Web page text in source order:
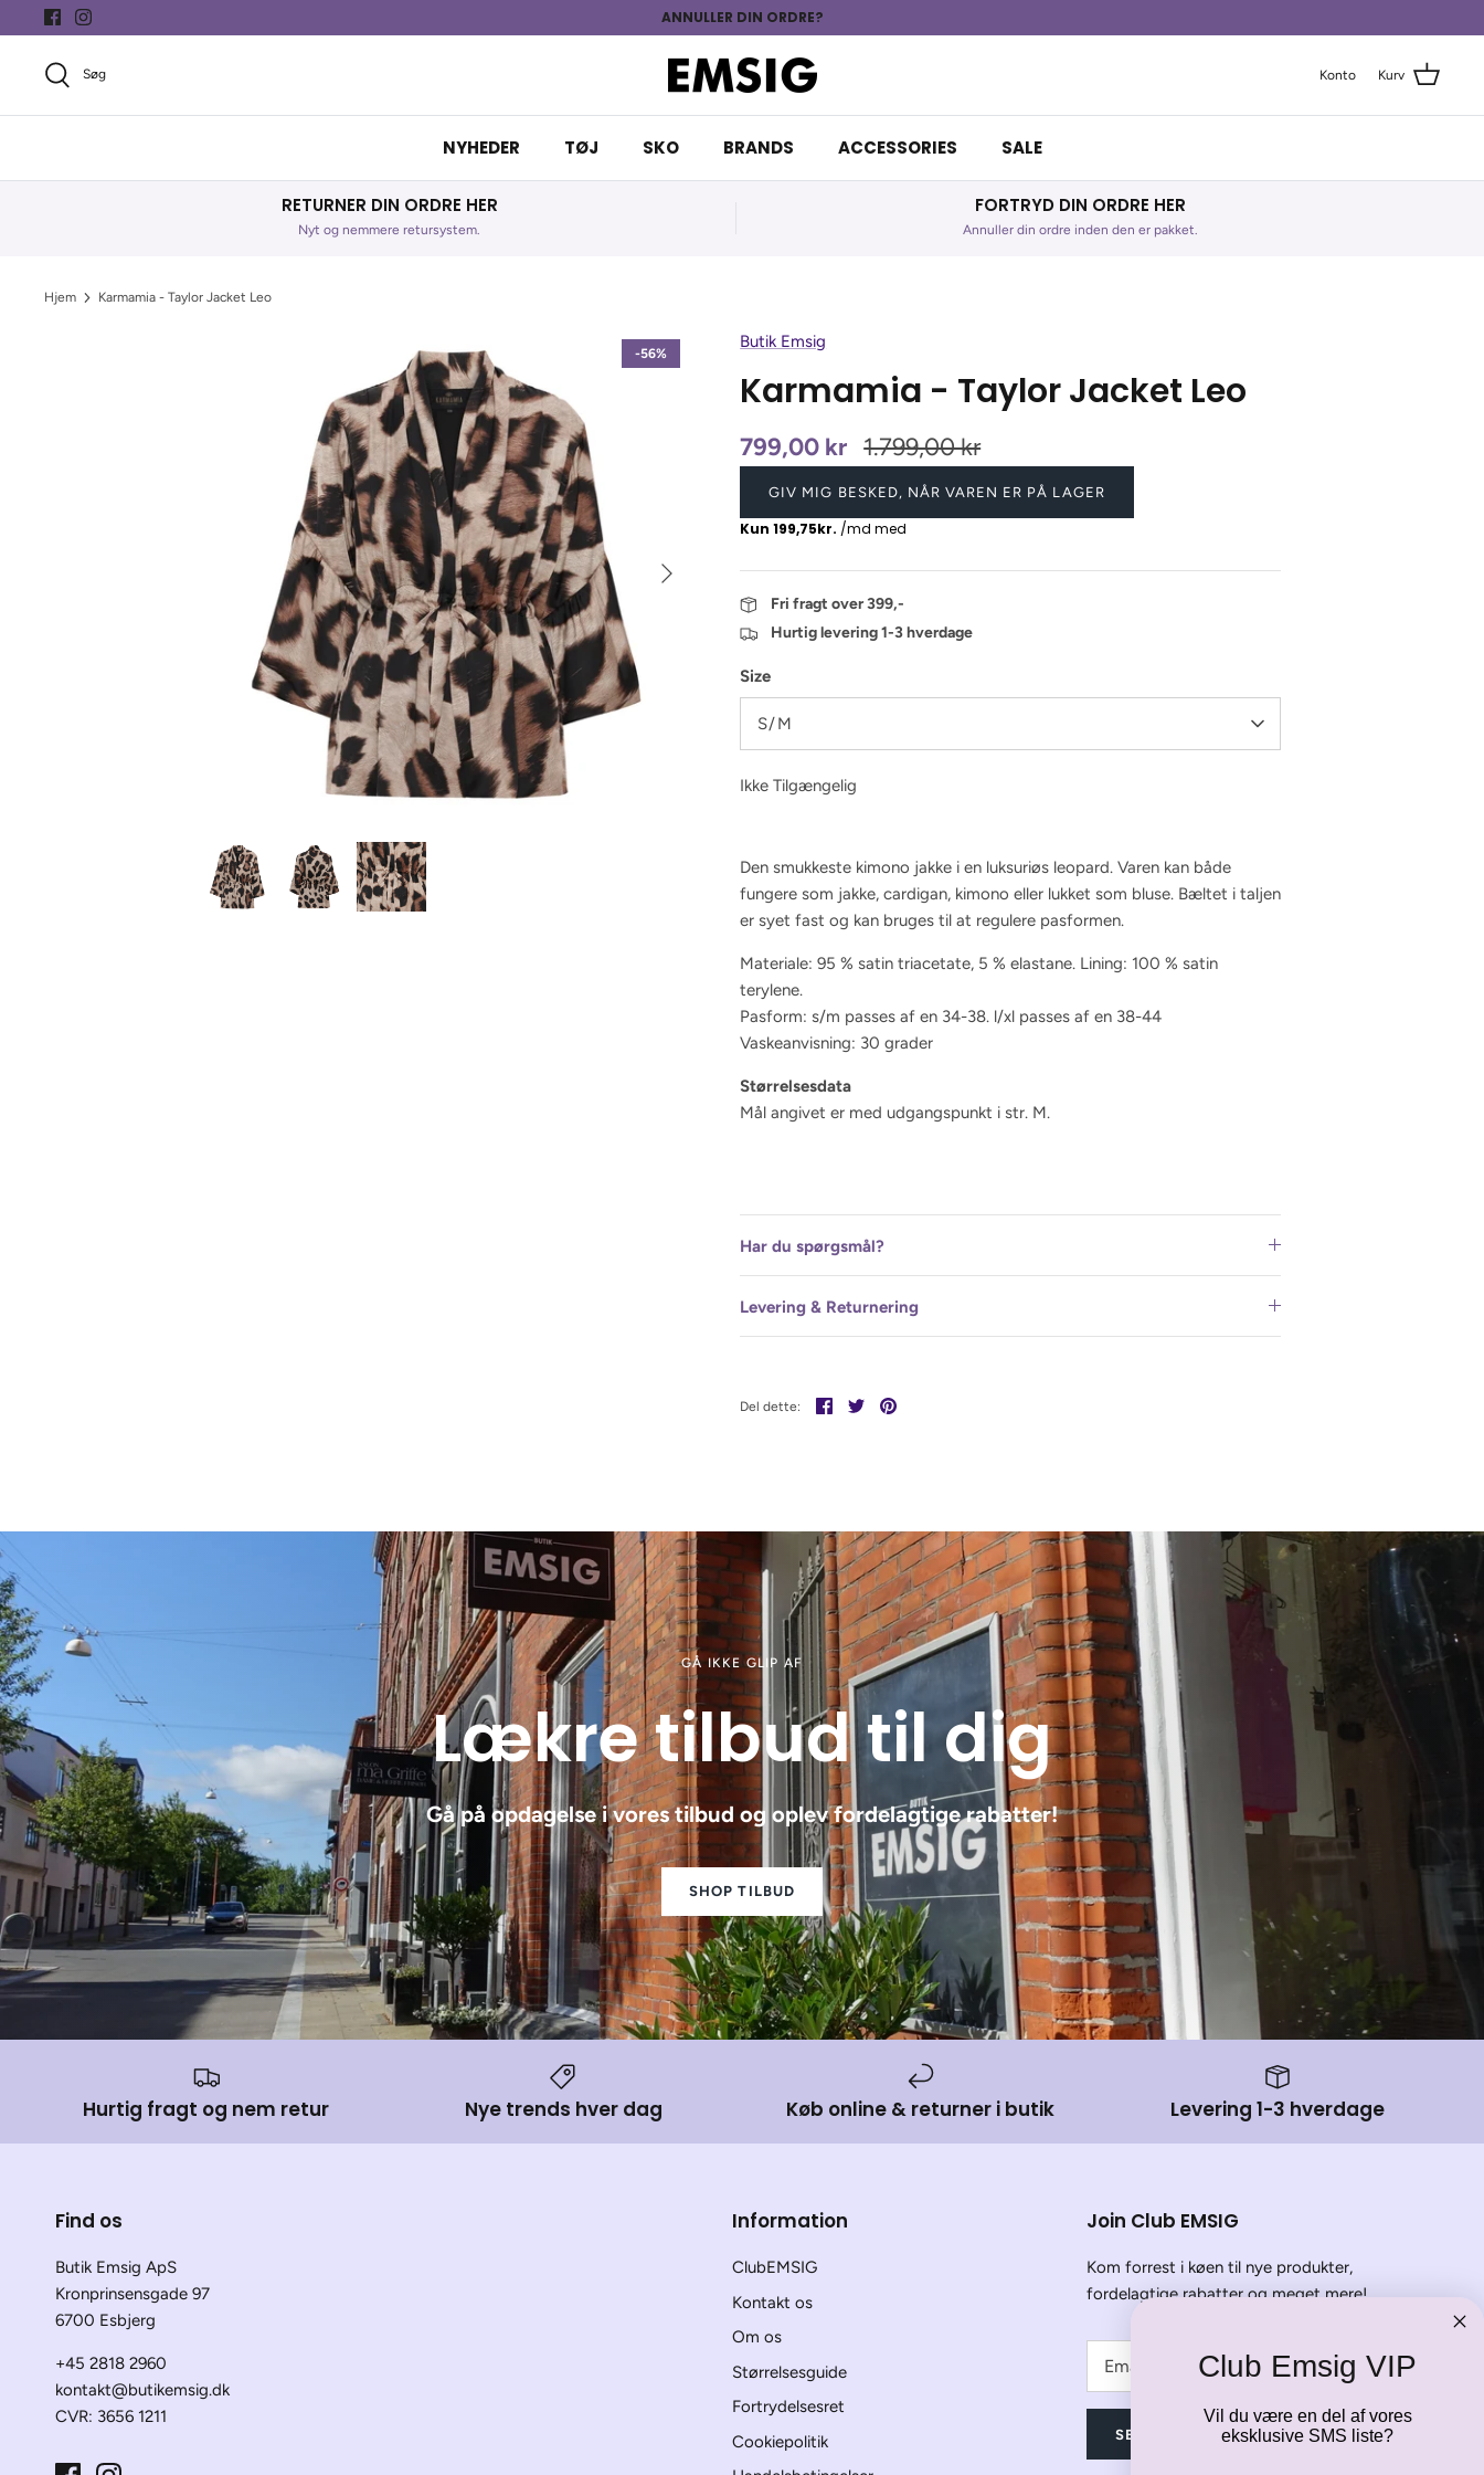
til
indhold
ANNULLER DIN ORDRE?
Søg Konto Kurv
NYHEDER TØJ SKO BRANDS ACCESSORIES SALE
RETURNER DIN ORDRE HER
Nyt og nemmere retursystem.
FORTRYD DIN ORDRE HER
Annuller din ordre inden den er pakket.
Hjem Karmamia - Taylor Jacket Leo
-56%
Butik Emsig
Karmamia - Taylor Jacket Leo
799,00 kr 1.799,00 kr
GIV MIG BESKED, NÅR VAREN ER PÅ LAGER
Fri fragt over 399,-
Hurtig levering 1-3 hverdage
Size
S/M
Ikke Tilgængelig
Den smukkeste kimono jakke i en luksuriøs leopard. Varen kan både
fungere som jakke, cardigan, kimono eller lukket som bluse. Bæltet i taljen
er syet fast og kan bruges til at regulere pasformen.
Materiale:95 % satin triacetate, 5 % elastane. Lining: 100 % satin
terylene.
Pasform: s/m passes af en 34-38. l/xl passes af en 38-44
Vaskeanvisning: 30 grader
Størrelsesdata
Mål angivet er med udgangspunkt i str. M.
Har du spørgsmål?
Levering & Returnering
Del dette: Del TweetPin
GÅ IKKE GLIP AF
Lækre tilbud til dig
Gå på opdagelse i vores tilbud og oplev fordelagtige rabatter!
SHOP TILBUD
Hurtig fragt og nem retur Nye trends hver dag Køb online & returner i butik Levering 1-3 hverdage
Find os
Butik Emsig ApS
Kronprinsensgade 97
6700 Esbjerg
+45 2818 2960
kontakt@butikemsig.dk
CVR: 3656 1211
Information
ClubEMSIG
Kontakt os
Om os
Størrelsesguide
Fortrydelsesret
Cookiepolitik
Join Club EMSIG
Kom forrest i køen til nye produkter,
fordelagtige rabatter og meget mere!
SEND
Club Emsig VIP
Vil du være en del af vores
eksklusive SMS liste?